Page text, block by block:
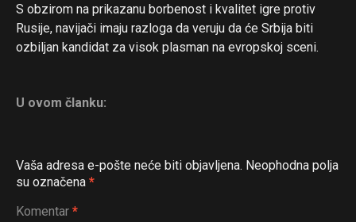
S obzirom na prikazanu borbenost i kvalitet igre protiv
Rusije, navijači imaju razloga da veruju da će Srbija biti
ozbiljan kandidat za visok plasman na evropskoj sceni.
U ovom članku:
Vaša adresa e-pošte neće biti objavljena. Neophodna polja
su označena *
Komentar *